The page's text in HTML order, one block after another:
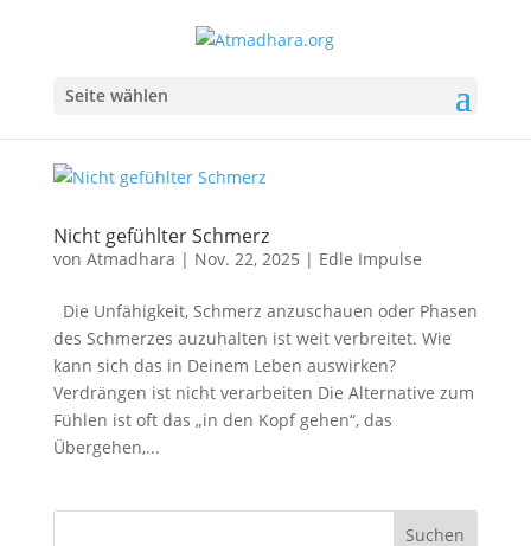
Seite wählen
Nicht gefühlter Schmerz
von Atmadhara | Nov. 22, 2025 | Edle Impulse
Die Unfähigkeit, Schmerz anzuschauen oder Phasen
des Schmerzes auzuhalten ist weit verbreitet. Wie
kann sich das in Deinem Leben auswirken?
Verdrängen ist nicht verarbeiten Die Alternative zum
Fühlen ist oft das „in den Kopf gehen“, das
Übergehen,...